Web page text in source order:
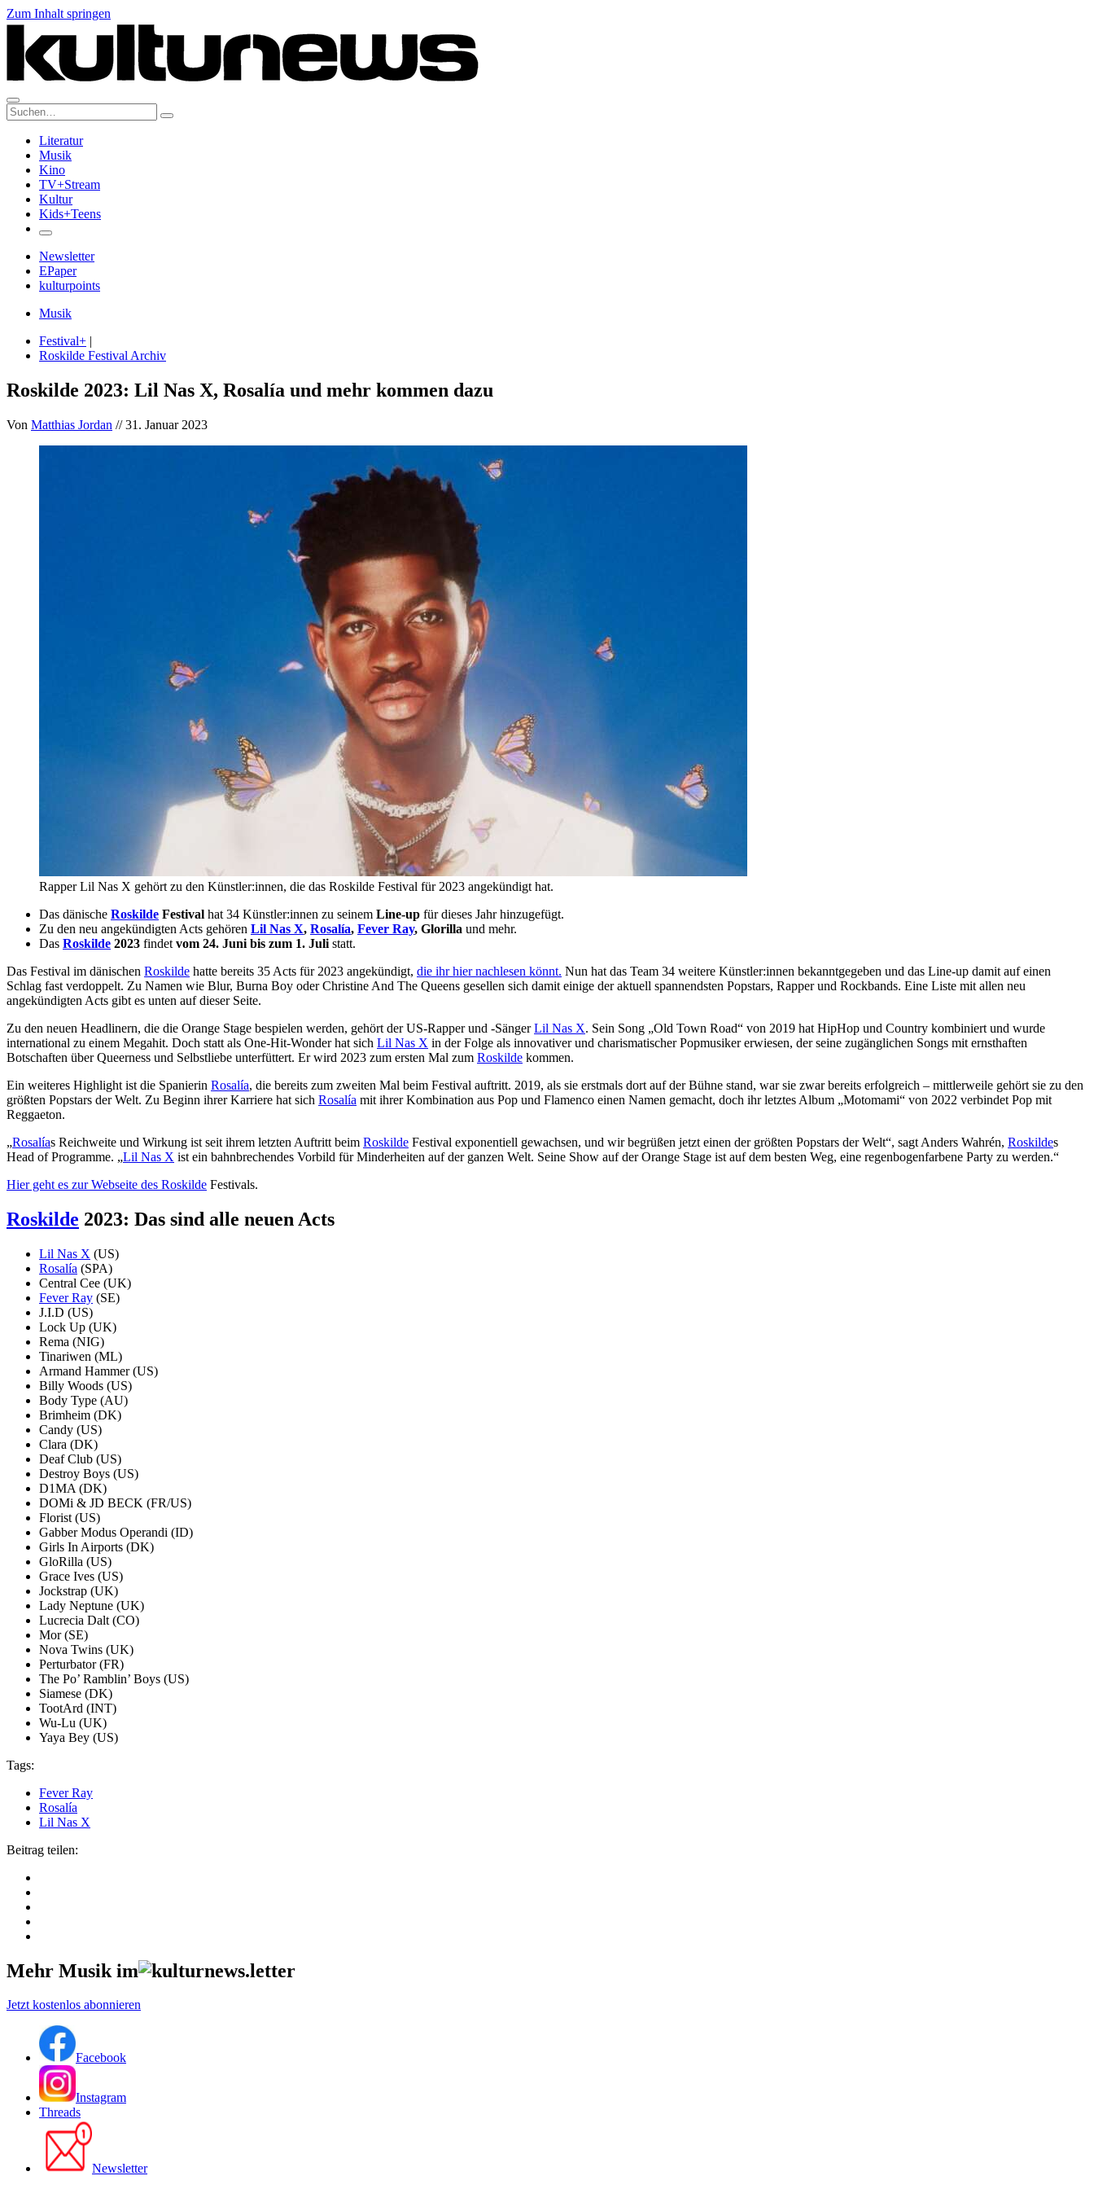
Zum Inhalt springen
Suche:
Literatur
Musik
Kino
TV+Stream
Kultur
Kids+Teens
Newsletter
EPaper
kulturpoints
Musik
Festival+ |
Roskilde Festival Archiv
Roskilde 2023: Lil Nas X, Rosalía und mehr kommen dazu
Von Matthias Jordan // 31. Januar 2023
Rapper Lil Nas X gehört zu den Künstler:innen, die das Roskilde Festival für 2023 angekündigt hat.
Das dänische Roskilde Festival hat 34 Künstler:innen zu seinem Line-up für dieses Jahr hinzugefügt.
Zu den neu angekündigten Acts gehören Lil Nas X, Rosalía, Fever Ray, Glorilla und mehr.
Das Roskilde 2023 findet vom 24. Juni bis zum 1. Juli statt.
Das Festival im dänischen Roskilde hatte bereits 35 Acts für 2023 angekündigt, die ihr hier nachlesen könnt. Nun hat das Team 34 weitere Künstler:innen bekanntgegeben und das Line-up damit auf einen
Schlag fast verdoppelt. Zu Namen wie Blur, Burna Boy oder Christine And The Queens gesellen sich damit einige der aktuell spannendsten Popstars, Rapper und Rockbands. Eine Liste mit allen neu
angekündigten Acts gibt es unten auf dieser Seite.
Zu den neuen Headlinern, die die Orange Stage bespielen werden, gehört der US-Rapper und -SängerLil Nas X. Sein Song „Old Town Road“ von 2019 hat HipHop und Country kombiniert und wurde
international zu einem Megahit. Doch statt als One-Hit-Wonder hat sich Lil Nas X in der Folge als innovativer und charismatischer Popmusiker erwiesen, der seine zugänglichen Songs mit ernsthaften
Botschaften über Queerness und Selbstliebe unterfüttert. Er wird 2023 zum ersten Mal zum Roskilde kommen.
Ein weiteres Highlight ist die Spanierin Rosalía, die bereits zum zweiten Mal beim Festival auftritt. 2019, als sie erstmals dort auf der Bühne stand, war sie zwar bereits erfolgreich – mittlerweile gehört sie zu den
größten Popstars der Welt. Zu Beginn ihrer Karriere hat sich Rosalía mit ihrer Kombination aus Pop und Flamenco einen Namen gemacht, doch ihr letztes Album „Motomami“ von 2022 verbindet Pop mit
Reggaeton.
„Rosalías Reichweite und Wirkung ist seit ihrem letzten Auftritt beim Roskilde Festival exponentiell gewachsen, und wir begrüßen jetzt einen der größten Popstars der Welt“, sagt Anders Wahrén, Roskildes
Head of Programme. „Lil Nas X ist ein bahnbrechendes Vorbild für Minderheiten auf der ganzen Welt. Seine Show auf der Orange Stage ist auf dem besten Weg, eine regenbogenfarbene Party zu werden.“
Hier geht es zur Webseite des Roskilde Festivals.
Roskilde 2023: Das sind alle neuen Acts
Lil Nas X (US)
Rosalía (SPA)
Central Cee (UK)
Fever Ray (SE)
J.I.D (US)
Lock Up (UK)
Rema (NIG)
Tinariwen (ML)
Armand Hammer (US)
Billy Woods (US)
Body Type (AU)
Brimheim (DK)
Candy (US)
Clara (DK)
Deaf Club (US)
Destroy Boys (US)
D1MA (DK)
DOMi & JD BECK (FR/US)
Florist (US)
Gabber Modus Operandi (ID)
Girls In Airports (DK)
GloRilla (US)
Grace Ives (US)
Jockstrap (UK)
Lady Neptune (UK)
Lucrecia Dalt (CO)
Mor (SE)
Nova Twins (UK)
Perturbator (FR)
The Po’ Ramblin’ Boys (US)
Siamese (DK)
TootArd (INT)
Wu-Lu (UK)
Yaya Bey (US)
Tags:
Fever Ray
Rosalía
Lil Nas X
Beitrag teilen:
Mehr Musik im
Jetzt kostenlos abonnieren
Facebook
Instagram
Threads
Newsletter